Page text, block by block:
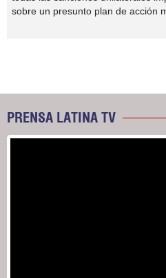
sobre un presunto plan de acción
PRENSA LATINA TV